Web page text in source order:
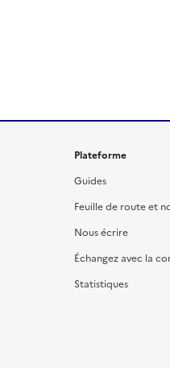
Plateforme
Guides
Feuille de route et
Nous écrire
Échangez avec la
Statistiques